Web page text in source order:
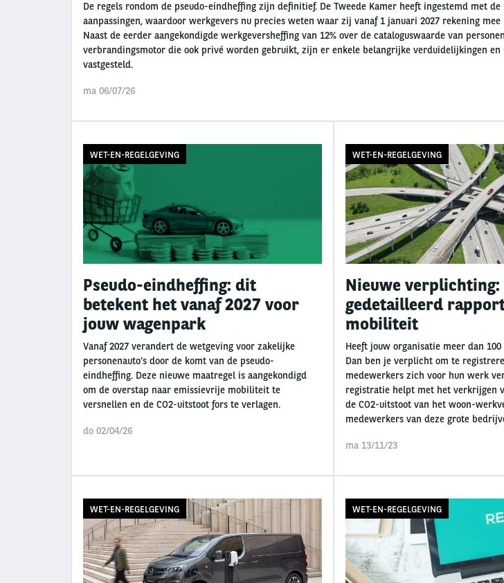
De regels rondom de pseudo-eindheffing zijn definitief. De Tweede Kamer heeft ingestemd met de
aanpassingen, waardoor werkgevers nu precies weten waar zij vanaf 1 januari 2027 rekening mee
Naast de eerder aangekondigde werkgeversheffing van 12% over de cataloguswaarde van
verbrandingsmotor die ook privé worden gebruikt, zijn er enkele belangrijke verduidelijkingen en
vastgesteld.
ma 06/07/26
WET-EN-REGELGEVING
Pseudo-eindheffing: dit
betekent het vanaf 2027 voor
jouw wagenpark
Vanaf 2027 verandert de wetgeving voor zakelijke
personenauto’s door de komt van de pseudo-
eindheffing. Deze nieuwe maatregel is aangekondigd
om de overstap naar emissievrije mobiliteit te
versnellen en de CO2-uitstoot fors te verlagen.
do 02/04/26
WET-EN-REGELGEVING
Nieuwe verplichting:
gedetailleerd
mobiliteit
Heeft jouw organisatie meer dan
Dan ben je verplicht om te
medewerkers zich voor hun werk
registratie helpt met het verkrijgen
de CO2-uitstoot van het woon-
medewerkers van deze grote
ma 13/11/23
WET-EN-REGELGEVING WET-EN-REGELGEVING